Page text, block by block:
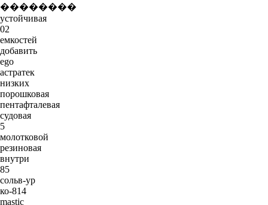
��������
устойчивая
02
емкостей
добавить
ego
астратек
низких
порошковая
пентафталевая
судовая
5
молотковой
резиновая
внутри
85
сольв-ур
ко-814
mastic